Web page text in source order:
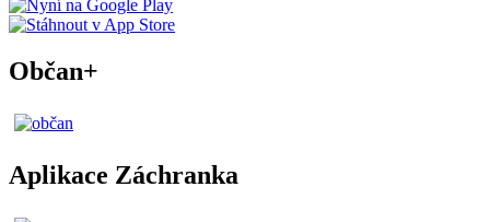
Občan+
Aplikace Záchranka